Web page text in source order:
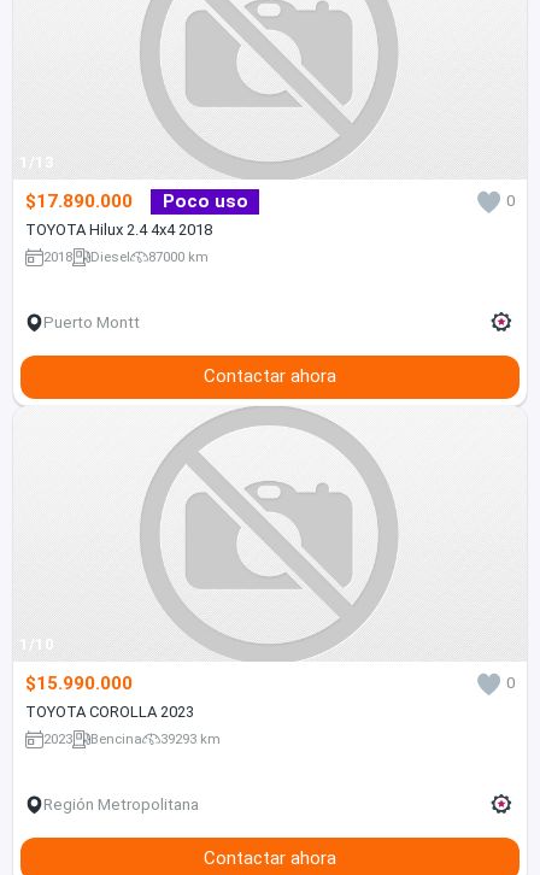
1/13
$17.890.000 Poco uso
0
TOYOTA Hilux 2.4 4x4 2018
2018 Diesel 87000 km
Puerto Montt
Contactar ahora
1/10
$15.990.000
0
TOYOTA COROLLA 2023
2023 Bencina 39293 km
Región Metropolitana
Contactar ahora